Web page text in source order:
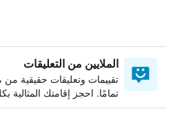
الملايين من التعليقات
تقييمات وتعليقات حقيقية من
تمامًا. احجز إقامتك المثالية